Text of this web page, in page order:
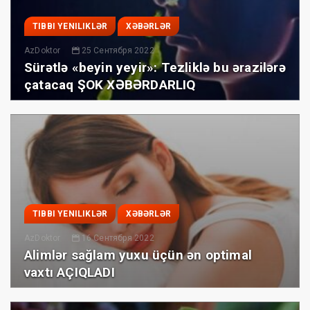
TIBBI YENILIKLƏR XƏBƏRLƏR
AzDoktor 25 Сентября 2022
Sürətlə «beyin yeyir»: Tezliklə bu ərazilərə
çatacaq ŞOK XƏBƏRDARLIQ
TIBBI YENILIKLƏR XƏBƏRLƏR
16 Сентября 2022
Alimlər sağlam yuxu üçün ən optimal
vaxtı AÇIQLADI